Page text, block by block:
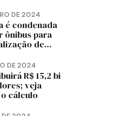
DE 2024
é condenada
ônibus para
de
DE 2024
R$ 15,2 bi
veja
cálculo